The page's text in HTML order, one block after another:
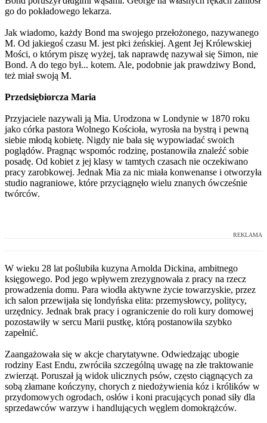
go do pokładowego lekarza.
Jak wiadomo, każdy Bond ma swojego przełożonego, nazywanego
M. Od jakiegoś czasu M. jest płci żeńskiej. Agent Jej Królewskiej
Mości, o którym piszę wyżej, tak naprawdę nazywał się Simon, nie
Bond. A do tego był... kotem. Ale, podobnie jak prawdziwy Bond,
też miał swoją M.
Przedsiębiorcza Maria
Przyjaciele nazywali ją Mia. Urodzona w Londynie w 1870 roku
jako córka pastora Wolnego Kościoła, wyrosła na bystrą i pewną
siebie młodą kobietę. Nigdy nie bała się wypowiadać swoich
poglądów. Pragnąc wspomóc rodzinę, postanowiła znaleźć sobie
posadę. Od kobiet z jej klasy w tamtych czasach nie oczekiwano
pracy zarobkowej. Jednak Mia za nic miała konwenanse i otworzyła
studio nagraniowe, które przyciągnęło wielu znanych ówcześnie
twórców.
REKLAMA
W wieku 28 lat poślubiła kuzyna Arnolda Dickina, ambitnego
księgowego. Pod jego wpływem zrezygnowała z pracy na rzecz
prowadzenia domu. Para wiodła aktywne życie towarzyskie, przez
ich salon przewijała się londyńska elita: przemysłowcy, politycy,
urzędnicy. Jednak brak pracy i ograniczenie do roli kury domowej
pozostawiły w sercu Marii pustkę, którą postanowiła szybko
zapełnić.
Zaangażowała się w akcje charytatywne. Odwiedzając ubogie
rodziny East Endu, zwróciła szczególną uwagę na złe traktowanie
zwierząt. Poruszał ją widok ulicznych psów, często ciągnących za
sobą złamane kończyny, chorych z niedożywienia kóz i królików w
przydomowych ogrodach, osłów i koni pracujących ponad siły dla
sprzedawców warzyw i handlujących węglem domokrążców.